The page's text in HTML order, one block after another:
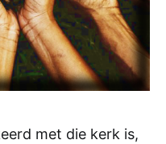
met die kerk is,